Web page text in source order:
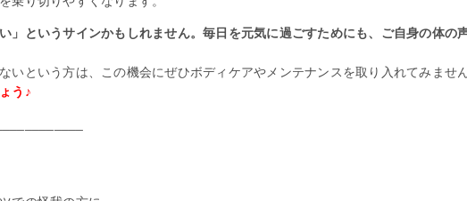
」というサインかもしれません。毎日を元気に過ごすためにも、ご自身の体の
いという方は、この機会にぜひボディケアやメンテナンスを取り入れてみませ
う♪